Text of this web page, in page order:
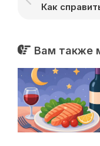
Как
Вам также